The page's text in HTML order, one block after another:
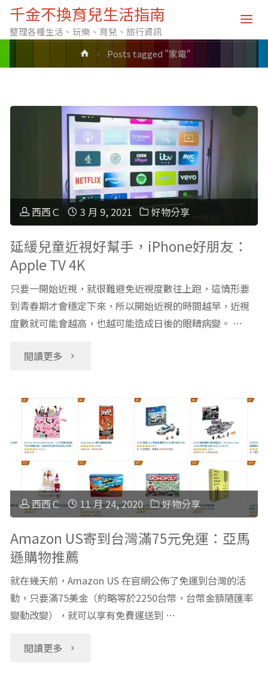
千金不換育兒生活指南
整理各種生活、玩樂、育兒、旅行資訊
標籤: 家電
HomePosts tagged "家電"
西西Ｃ 3 月 9, 2021 好物分享
延緩兒童近視好幫手，iPhone好朋友：
Apple TV 4K
只要一開始近視，就很難避免近視度數往上跑，這情形要
到青春期才會穩定下來，所以開始近視的時間越早，近視
度數就可能會越高，也越可能造成日後的眼睛病變。 …
閱讀更多
"延
童
視
幫
手，
iPhone
好
西西Ｃ 11 月 24, 2020 好物分享
Amazon US寄到台灣滿75元免運：亞馬
遜購物推薦
就在幾天前，Amazon US 在官網公佈了免運到台灣的活
動，只要滿75美金（約略等於2250台幣，台幣金額隨匯率
變動改變），就可以享有免費運送到 …
閱讀更多
"Amazon